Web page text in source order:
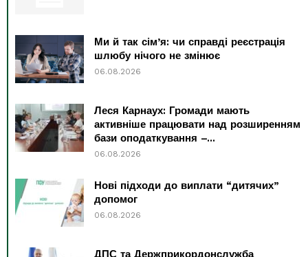
Ми й так сім’я: чи справді реєстрація
шлюбу нічого не змінює
06.08.2026
Леся Карнаух: Громади мають
активніше працювати над розширенням
бази оподаткування –...
06.08.2026
Нові підходи до виплати “дитячих”
допомог
06.08.2026
ДПС та Держприкордонслужба